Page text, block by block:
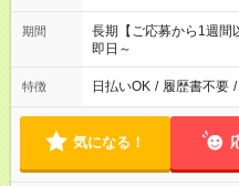
期間
長期【ご応募から1週間
即日～
特徴 日払いOK / 履歴書不要 /
気になる！